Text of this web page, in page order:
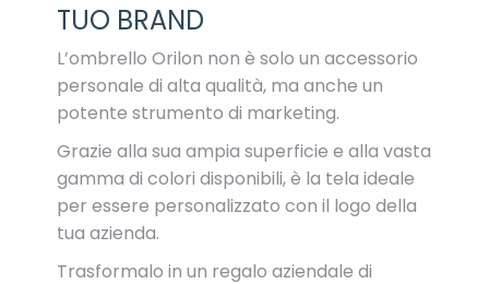
TUO BRAND
L’ombrello Orilon non è solo un accessorio
personale di alta qualità, ma anche un
potente strumento di marketing.
Grazie alla sua ampia superficie e alla vasta
gamma di colori disponibili, è la tela ideale
per essere personalizzato con il logo della
tua azienda.
Trasformalo in un regalo aziendale di